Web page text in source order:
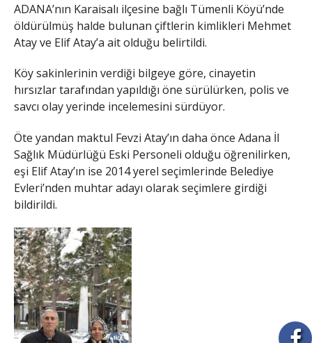
ADANA’nın Karaisalı ilçesine bağlı Tümenli Köyü’nde
öldürülmüş halde bulunan çiftlerin kimlikleri Mehmet
Atay ve Elif Atay’a ait olduğu belirtildi.
Köy sakinlerinin verdiği bilgeye göre, cinayetin
hırsızlar tarafından yapıldığı öne sürülürken, polis ve
savcı olay yerinde incelemesini sürdüyor.
Öte yandan maktul Fevzi Atay’ın daha önce Adana İl
Sağlık Müdürlüğü Eski Personeli olduğu öğrenilirken,
eşi Elif Atay’ın ise 2014 yerel seçimlerinde Belediye
Evleri’nden muhtar adayı olarak seçimlere girdiği
bildirildi.